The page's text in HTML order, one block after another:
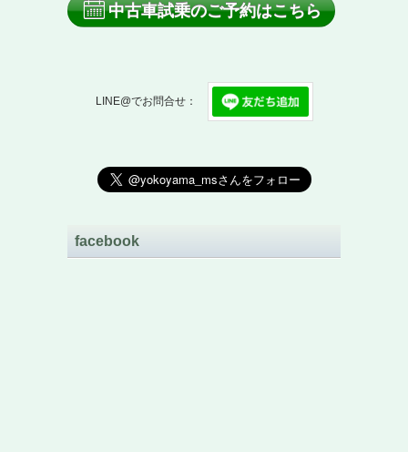
中古車試乗のご予約はこちら
LINE@でお問合せ：
facebook